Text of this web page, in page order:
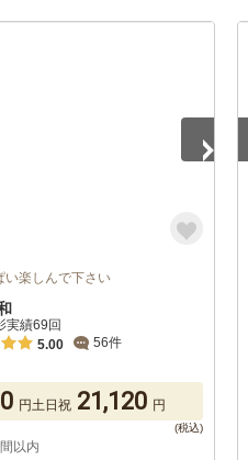
い楽しんで下さい
実績69回
5.00
56件
円土日祝 21,120 円
以内